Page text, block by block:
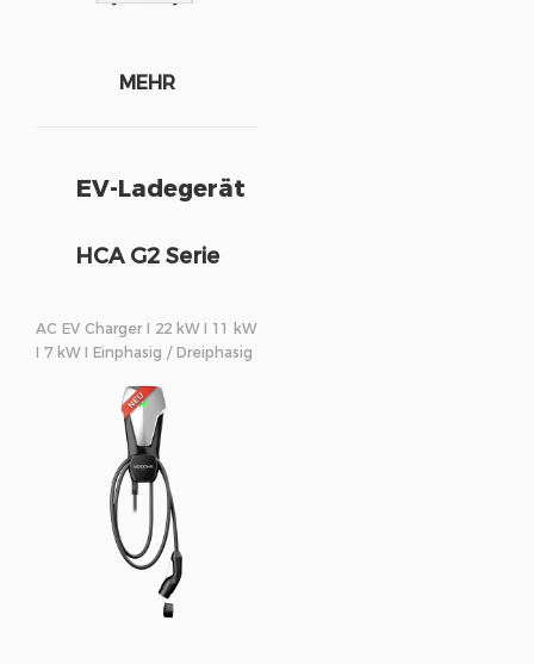
MEHR
EV-Ladegerät
HCA G2 Serie
AC EV Charger I 22 kW I 11 kW
I 7 kW I Einphasig / Dreiphasig